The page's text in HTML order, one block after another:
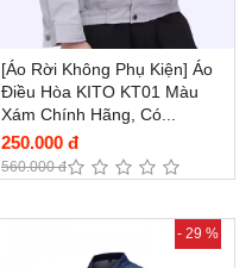
[Áo Rời Không Phụ Kiện] Áo
Điều Hòa KITO KT01 Màu
Xám Chính Hãng, Có...
250.000 đ
560.000 đ
- 29 %